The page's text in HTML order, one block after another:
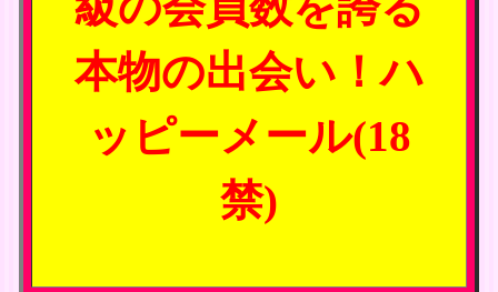
本物の出会い！ハ
ッピーメール(18
禁)